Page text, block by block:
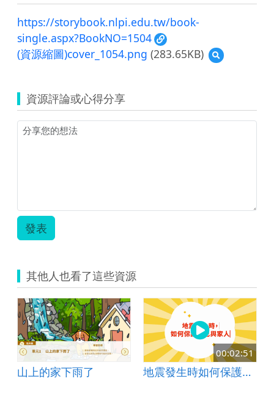
https://storybook.nlpi.edu.tw/book-
single.aspx?BookNO=1504
(資源縮圖)cover_1054.png (283.65KB)
預
覽
圖
資源評論或心得分享
發表
其他人也看了這些資源
山上的家下雨了
00:02:51
地震發生時如何保護自己與家人